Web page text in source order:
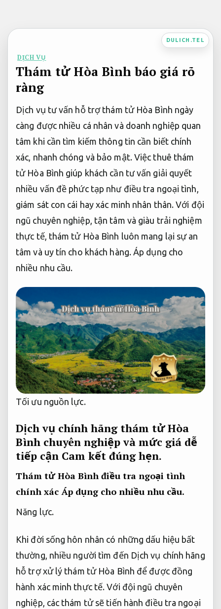
nội
dung
DULICH.TEL
DỊCH VỤ
Thám tử Hòa Bình báo giá rõ
ràng
Dịch vụ tư vấn hỗ trợ thám tử Hòa Bình ngày
càng được nhiều cá nhân và doanh nghiệp quan
tâm khi cần tìm kiếm thông tin cần biết chính
xác, nhanh chóng và bảo mật. Việc thuê thám
tử Hòa Bình giúp khách cần tư vấn giải quyết
nhiều vấn đề phức tạp như điều tra ngoại tình,
giám sát con cái hay xác minh nhân thân. Với đội
ngũ chuyên nghiệp, tận tâm và giàu trải nghiệm
thực tế, thám tử Hòa Bình luôn mang lại sự an
tâm và uy tín cho khách hàng. Áp dụng cho
nhiều nhu cầu.
Tối ưu nguồn lực.
Dịch vụ chính hãng thám tử Hòa
Bình chuyên nghiệp và mức giá dễ
tiếp cận Cam kết đúng hẹn.
Thám tử Hòa Bình điều tra ngoại tình
chính xác Áp dụng cho nhiều nhu cầu.
Năng lực.
Khi đời sống hôn nhân có những dấu hiệu bất
thường, nhiều người tìm đến Dịch vụ chính hãng
hỗ trợ xử lý thám tử Hòa Bình để được đồng
hành xác minh thực tế. Với đội ngũ chuyên
nghiệp, các thám tử sẽ tiến hành điều tra ngoại